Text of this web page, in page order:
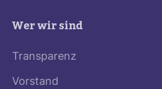
Wer wir sind
Transparenz
Vorstand